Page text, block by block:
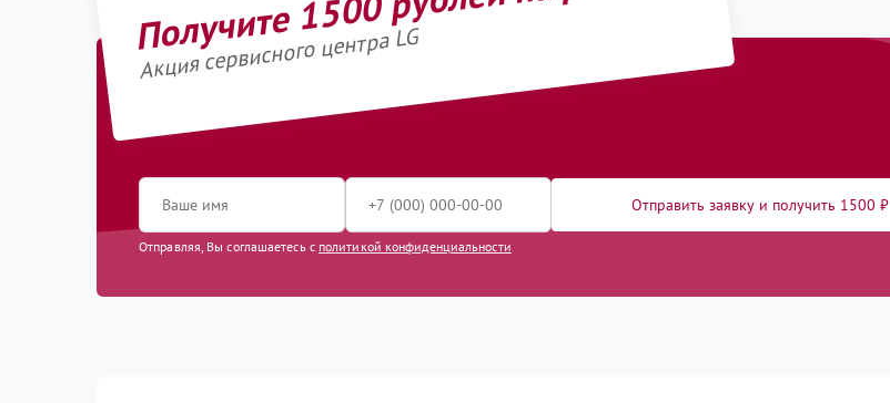
Акция сервисного центра LG
Отправить заявку и получить 1500 ₽
Отправляя, Вы соглашаетесь с политикой конфиденциальности